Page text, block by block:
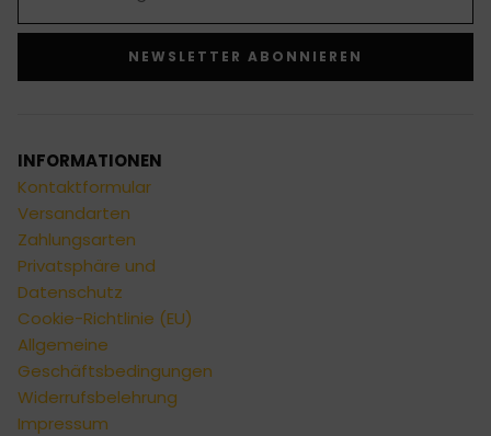
NEWSLETTER ABONNIEREN
INFORMATIONEN
Kontaktformular
Versandarten
Zahlungsarten
Privatsphäre und
Datenschutz
Cookie-Richtlinie (EU)
Allgemeine
Geschäftsbedingungen
Widerrufsbelehrung
Impressum